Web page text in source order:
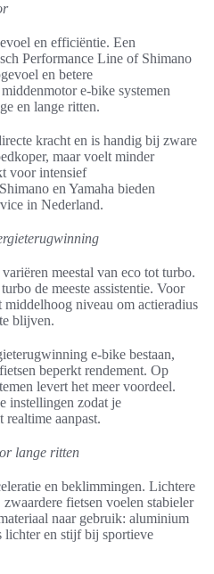
en efficiëntie. Een
Performance Line of Shimano
en betere
e-bike systemen
en lange ritten.
kracht en is handig bij zware
maar voelt minder
voor intensief
en Yamaha bieden
in Nederland.
meestal van eco tot turbo.
de meeste assistentie. Voor
niveau om actieradius
blijven.
e-bike bestaan,
beperkt rendement. Op
levert het meer voordeel.
instellingen zodat je
realtime aanpast.
lange ritten
en beklimmingen. Lichtere
fietsen voelen stabieler
naar gebruik: aluminium
lichter en stijf bij sportieve